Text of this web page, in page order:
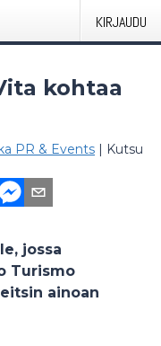
KIRJAUDU
kohtaa
PR & Events | Kutsu
jossa
Turismo
ainoan